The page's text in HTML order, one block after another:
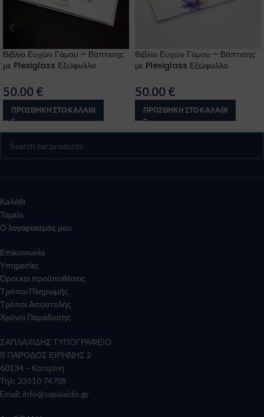
Βιβλίο Ευχών Γάμου – Βάπτισης
με Plexiglass Εξώφυλλο
50.00 €
ΠΡΟΣΘΉΚΗ ΣΤΟ ΚΑΛΆΘΙ
Βιβλίο Ευχών Γάμου – Βάπτισης
με Plexiglass Εξώφυλλο
50.00 €
ΠΡΟΣΘΉΚΗ ΣΤΟ ΚΑΛΆΘΙ
Καλάθι
Ταμείο
Ο λογαριασμός μου
Επικοινωνία
Υπηρεσίες
Όροι και προϋποθέσεις
Τρόποι Πληρωμής
Τρόποι Αποστολής
Χρόνοι Παράδοσης
ΣΑΠΛΑΧΙΔΗΣ ΤΥΠΟΓΡΑΦΕΙΟ
Β ΠΑΡΟΔΟΣ ΕΙΡΗΝΗΣ 2
60134 – Κατερίνη
Τηλ: 23510 74709
Email: info@saplaxidis.gr